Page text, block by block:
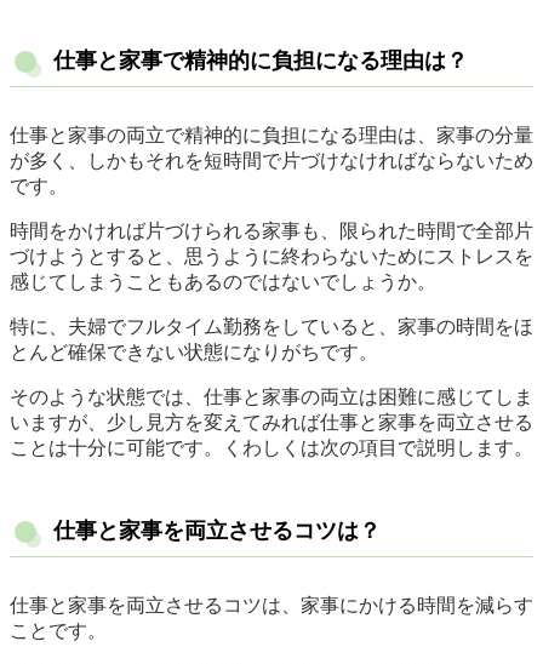
仕事と家事で精神的に負担になる理由は？
仕事と家事の両立で精神的に負担になる理由は、家事の分量
が多く、しかもそれを短時間で片づけなければならないため
です。
時間をかければ片づけられる家事も、限られた時間で全部片
づけようとすると、思うように終わらないためにストレスを
感じてしまうこともあるのではないでしょうか。
特に、夫婦でフルタイム勤務をしていると、家事の時間をほ
とんど確保できない状態になりがちです。
そのような状態では、仕事と家事の両立は困難に感じてしま
いますが、少し見方を変えてみれば仕事と家事を両立させる
ことは十分に可能です。くわしくは次の項目で説明します。
仕事と家事を両立させるコツは？
仕事と家事を両立させるコツは、家事にかける時間を減らす
ことです。